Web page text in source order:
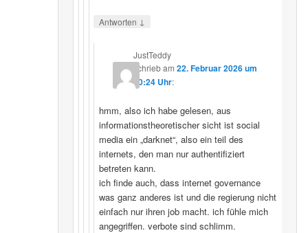
Antworten ↓
JustTeddy
schriebam 22. Februar 2026 um
20:24 Uhr:
hmm, also ich habe gelesen, aus
informationstheoretischer sicht ist social
media ein „darknet“, also ein teil des
internets, den man nur authentifiziert
betreten kann.
ich finde auch, dass internet governance
was ganz anderes ist und die regierung nicht
einfach nur ihren job macht. ich fühle mich
angegriffen. verbote sind schlimm.